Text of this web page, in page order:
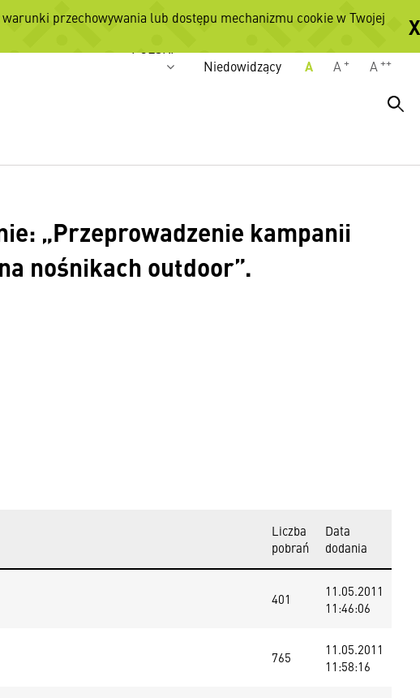
Wersje językowe
Niedowidzący
A A + A ++
„Przeprowadzenie kampanii
nośnikach outdoor”.
Liczba
pobrań
Data
dodania
401
11.05.2011
11:46:06
765
11.05.2011
11:58:16
przechowywania lub dostępu mechanizmu cookie w Twojej
X